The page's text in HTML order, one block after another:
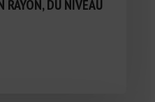
RAYON, DU NIVEAU